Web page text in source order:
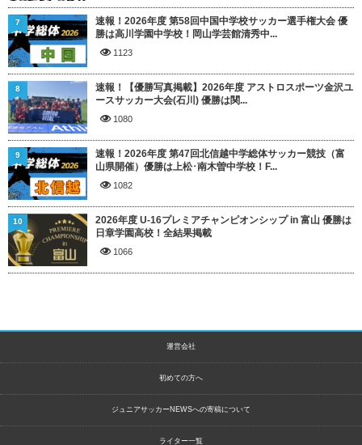
速報！2026年度 第58回中国中学校サッカー選手権大会 優
勝は高川学園中学校！岡山学芸館清秀中...
1123
7
速報！【優勝写真掲載】2026年度 アストロスポーツ金沢ユ
ースサッカー大会(石川) 優勝は関...
1080
8
速報！2026年度 第47回北信越中学総体サッカー競技（富
山県開催）優勝は上松･南木曽中学校！F...
1082
9
2026年度 U-16プレミアチャンピオンシップ in 富山 優勝は
日章学園高校！全結果掲載
1066
10
運営会社
初めての方へ
ジュニアサッカーNEWSへの寄稿について
ライター一覧